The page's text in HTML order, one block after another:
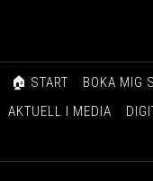
🏠 START BOKA MIG
AKTUELL I MEDIA